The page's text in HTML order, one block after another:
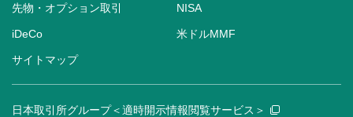
先物・オプション取引 NISA
iDeCo 米ドルMMF
サイトマップ
日本取引所グループ＜適時開示情報閲覧サービス＞